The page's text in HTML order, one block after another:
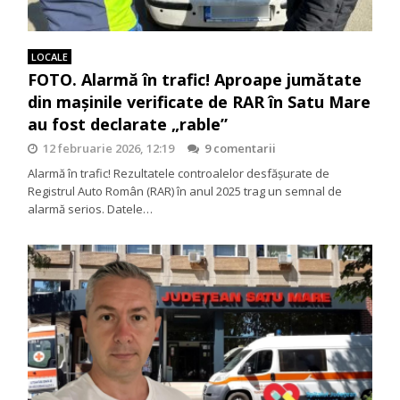
LOCALE
FOTO. Alarmă în trafic! Aproape jumătate
din mașinile verificate de RAR în Satu Mare
au fost declarate „rable”
12 februarie 2026, 12:19
9 comentarii
Alarmă în trafic! Rezultatele controalelor desfășurate de
Registrul Auto Român (RAR) în anul 2025 trag un semnal de
alarmă serios. Datele…